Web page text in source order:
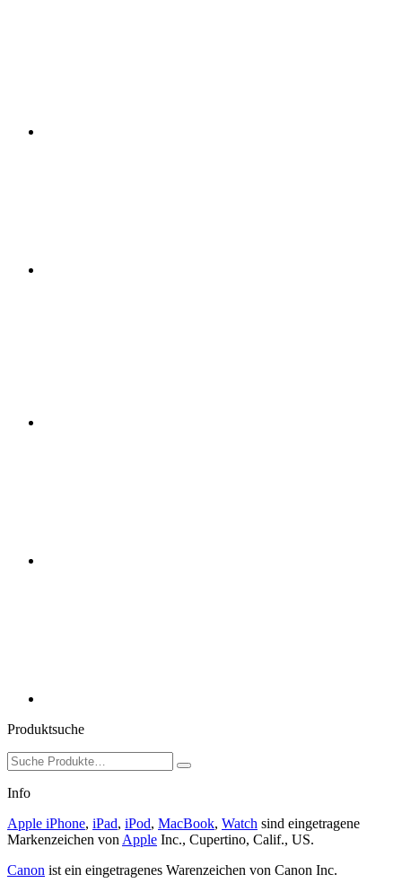
Produktsuche
Suchen
nach:
Info
Apple iPhone, iPad, iPod, MacBook, Watch sind eingetragene
Markenzeichen von Apple Inc., Cupertino, Calif., US.
Canon ist ein eingetragenes Warenzeichen von Canon Inc.